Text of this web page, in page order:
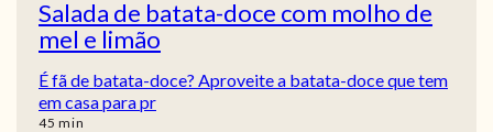
Salada de batata-doce com molho de
mel e limão
É fã de batata-doce? Aproveite a batata-doce que tem
em casa para pr
45 min
min